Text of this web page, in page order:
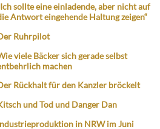
sollte eine einladende, aber nicht auf
Antwort eingehende Haltung zeigen“
Ruhrpilot
viele Bäcker sich gerade selbst
machen
Rückhalt für den Kanzler bröckelt
und Tod und Danger Dan
in NRW im Juni